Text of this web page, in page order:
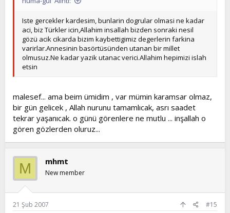
milletim... haklısınız evet bozuluyoruz . örfümüzden
uzaklaşıyoruz, ve bunu gelişim adı altında yapıyoruz.
mehmet akif ta bunu senelercce evvel dememişmiyidi?
Medeniyet dediğin tek dişi kalmış canavar...
inşallah bazı şeylerin bilincine varırız ve örfümüze
geleneğimize, ve en önemlisi dinimize sahip çıkarız...
Iste gercekler kardesim, bunlarin dogrular olmasi ne kadar
aci, biz Türkler icin,Allahim insallah bizden sonraki nesil
gözü acik cikarda bizim kaybettigimiz degerlerin farkina
varirlar.Annesinin basörtüsünden utanan bir millet
olmusuz.Ne kadar yazik utanac verici.Allahim hepimizi islah
etsin
malesef... ama beim ümidim , var mümin karamsar olmaz,
bir gün gelicek , Allah nurunu tamamlıcak, asrı saadet
tekrar yaşanıcak. o günü görenlere ne mutlu ... inşallah o
gören gözlerden oluruz...
M mhmt
New member
21 Şub 2007 #15